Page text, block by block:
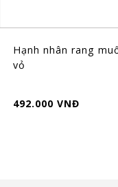
Hạnh nhân rang
vỏ
492.000 VNĐ